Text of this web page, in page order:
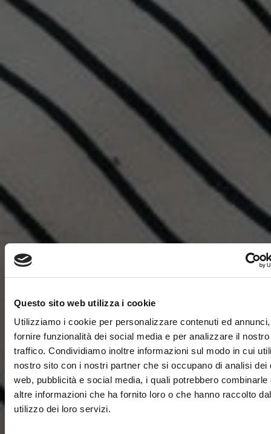
Questo sito web utilizza i cookie
Utilizziamo i cookie per personalizzare contenuti ed
fornire funzionalità dei social media e per analizzare il nostro
traffico. Condividiamo inoltre informazioni sul modo in cui
nostro sito con i nostri partner che si occupano di analisi dei
web, pubblicità e social media, i quali potrebbero combinarle
altre informazioni che ha fornito loro o che hanno raccolto
utilizzo dei loro servizi.